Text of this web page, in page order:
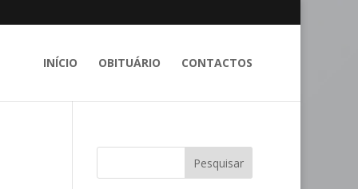
INÍCIO OBITUÁRIO CONTACTOS